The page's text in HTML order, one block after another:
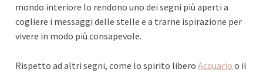
mondo interiore lo rendono uno dei segni più aperti a
cogliere i messaggi delle stelle e a trarne ispirazione per
vivere in modo più consapevole.
Rispetto ad altri segni, come lo spirito liberoAcquarioo il